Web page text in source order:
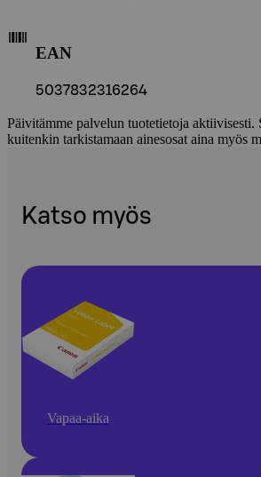
EAN
5037832316264
Päivitämme palvelun tuotetietoja aktiivisesti.
kuitenkin tarkistamaan ainesosat aina myös
Katso myös
Vapaa-aika